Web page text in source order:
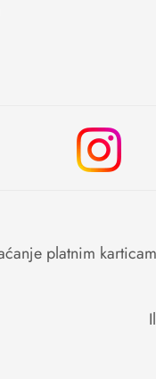
platnim